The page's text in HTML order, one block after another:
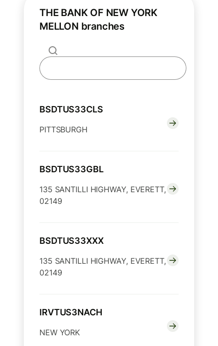
THE BANK OF NEW YORK
MELLON branches
BSDTUS33CLS
PITTSBURGH
BSDTUS33GBL
135 SANTILLI HIGHWAY, EVERETT,
02149
BSDTUS33XXX
135 SANTILLI HIGHWAY, EVERETT,
02149
IRVTUS3NACH
NEW YORK